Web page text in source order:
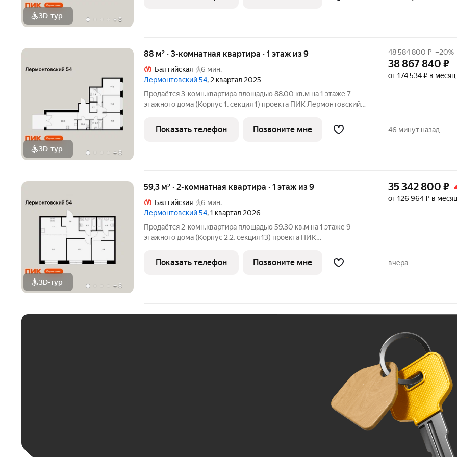
3D-тур + 8
3D-тур + 8
88 м² · 3-комнатная квартира · 1 этаж из 9
Балтийская
6 мин.
Лермонтовский 54, 2 квартал 2025
Продаётся 3-комн.квартира площадью 88.00 кв.м на 1 этаже 7
этажного дома (Корпус 1, секция 1) проекта ПИК Лермонтовский
функциональная планировка, большие окна, с отделкой.
«Лермонтовский 54» находится
48 584 800₽ –20%
38 867 840 ₽
от 174 534 ₽ в месяц
Показать телефон Позвоните мне 46 минут назад
3D-тур + 8
59,3 м² · 2-комнатная квартира · 1 этаж из 9
Балтийская
6 мин.
Лермонтовский 54, 1 квартал 2026
Продаётся 2-комн.квартира площадью 59.30 кв.м на 1 этаже 9
этажного дома (Корпус 2.2, секция 13) проекта ПИК
земли, функциональная планировка, большие окна.
«Лермонтовский 54» находится в центре
35 342 800 ₽
от 126 964 ₽ в месяц
Показать телефон Позвоните мне вчера